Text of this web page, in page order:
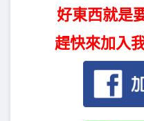
好東西就是
趕快來加入